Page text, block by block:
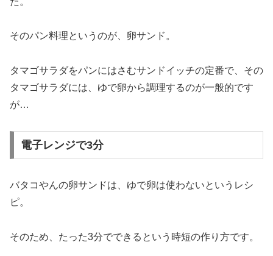
そのパン料理というのが、卵サンド。
タマゴサラダをパンにはさむサンドイッチの定番で、その
タマゴサラダには、ゆで卵から調理するのが一般的です
が…
電子レンジで3分
バタコやんの卵サンドは、ゆで卵は使わないというレシ
ピ。
そのため、たった3分でできるという時短の作り方です。